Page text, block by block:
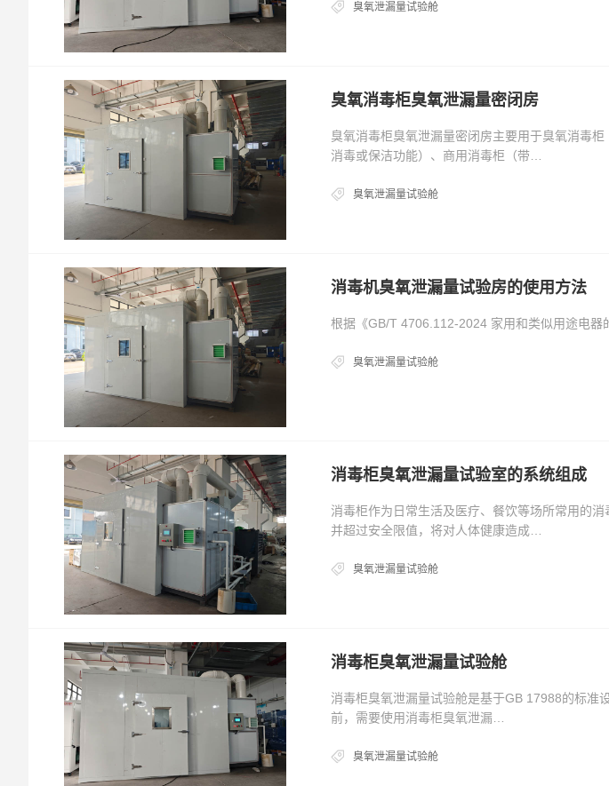
臭氧泄漏量试验舱
臭氧消毒柜臭氧泄漏量密闭房
臭氧消毒柜臭氧泄漏量密闭房主要用于臭氧消毒
消毒或保洁功能）、商用消毒柜（带…
臭氧泄漏量试验舱
消毒机臭氧泄漏量试验房的使用方法
根据《GB/T 4706.112-2024 家用和类似用途电
臭氧泄漏量试验舱
消毒柜臭氧泄漏量试验室的系统组成
消毒柜作为日常生活及医疗、餐饮等场所常用的
并超过安全限值，将对人体健康造成…
臭氧泄漏量试验舱
消毒柜臭氧泄漏量试验舱
消毒柜臭氧泄漏量试验舱是基于GB 17988的标准
前，需要使用消毒柜臭氧泄漏…
臭氧泄漏量试验舱